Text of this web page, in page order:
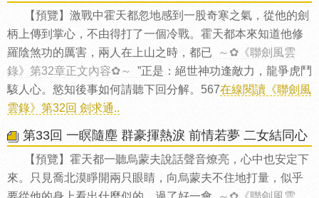
【預覽】激戰中霍天都忽地感到一股奇寒之氣，從他的劍
柄上傳到掌心，不由得打了一個冷戰。霍天都本來知道他修
羅陰煞功的厲害，兩人在上山之時，都已
～✿《聯劍風雲
錄》第32章正文內容✿～
”正是：絕世神功逢敵力，龍爭虎鬥
駭人心。慾知後事如何請聽下回分解。567在線閱讀《聯劍風
雲錄》第32回 劍求通..
第33回 一瞑隨塵 群豪揮熱淚 前情若夢 二女結同心
【預覽】霍天都一聽烏蒙夫說話聲音燎亮，心中也安定下
來。只見喬北漠睜開兩只眼睛，向烏蒙夫不住地打量，似乎